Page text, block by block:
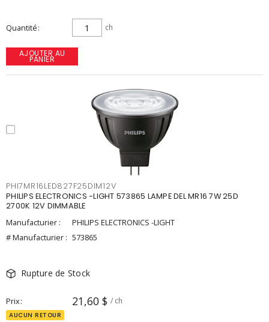
Quantité ch
AJOUTER AU
PANIER
PHI7MR16LED827F25DIM12V
PHILIPS ELECTRONICS -LIGHT 573865 LAMPE DEL MR16 7W 25D
2700K 12V DIMMABLE
Manufacturier :
PHILIPS ELECTRONICS -LIGHT
# Manufacturier : 573865
Rupture de Stock
Prix 21,60 $ / ch
AUCUN RETOUR